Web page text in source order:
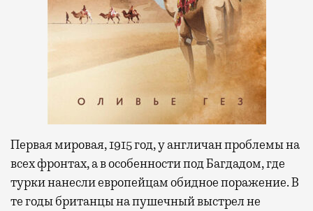
Первая мировая, 1915 год, у англичан проблемы на
всех фронтах, а в особенности под Багдадом, где
турки нанесли европейцам обидное поражение. В
те годы британцы на пушечный выстрел не